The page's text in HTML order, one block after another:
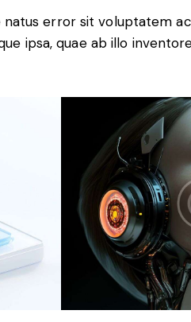
natus error sit voluptatem
ipsa, quae ab illo